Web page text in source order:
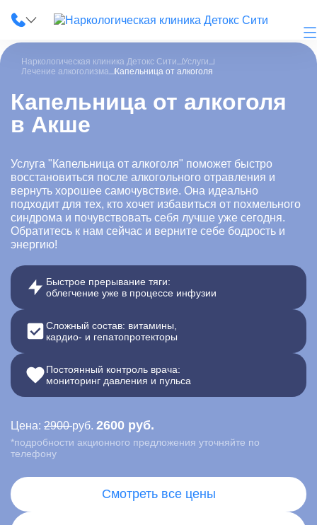
О клинике
Цены
Лицензии
Фотогалерея
Акции и скидки
Контакты
Записаться онлайн
Акша
Наркологическая клиника Детокс Сити
Услуги
Лечение алкоголизма
Капельница от алкоголя
Капельница от алкоголя
в Акше
Услуга "Капельница от алкоголя" поможет быстро
восстановиться после алкогольного отравления и
вернуть хорошее самочувствие. Она идеально
подходит для тех, кто хочет избавиться от похмельного
синдрома и почувствовать себя лучше уже сегодня.
Обратитесь к нам сейчас и верните себе бодрость и
энергию!
Быстрое прерывание тяги:
облегчение уже в процессе инфузии
Сложный состав: витамины,
кардио- и гепатопротекторы
Постоянный контроль врача:
мониторинг давления и пульса
Цена: 2900руб. 2600 руб.
*подробности акционного предложения уточняйте по
телефону
Смотреть все цены